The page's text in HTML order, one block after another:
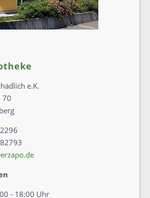
e.K.
70
- 18:00 Uhr